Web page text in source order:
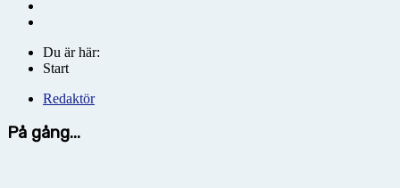
Du är här:
Start
Redaktör
På gång...